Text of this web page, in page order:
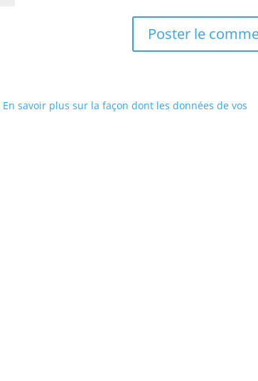
En savoir plus sur la façon dont les données de vos